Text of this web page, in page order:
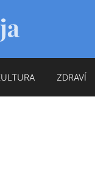
ZDRAVÍ